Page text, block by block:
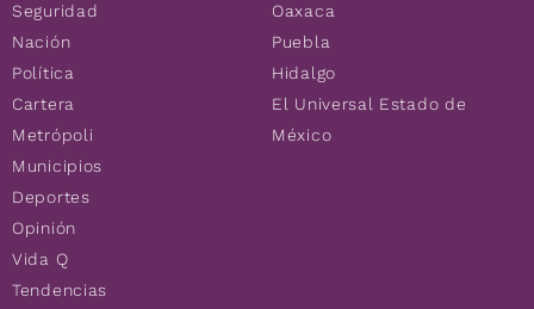
Seguridad
Nación
Política
Cartera
Metrópoli
Municipios
Deportes
Opinión
Vida Q
Tendencias
Oaxaca
Puebla
Hidalgo
El Universal Estado de
México